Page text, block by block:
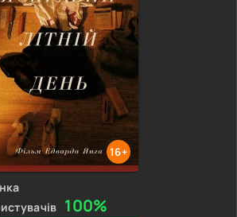
16+
100%